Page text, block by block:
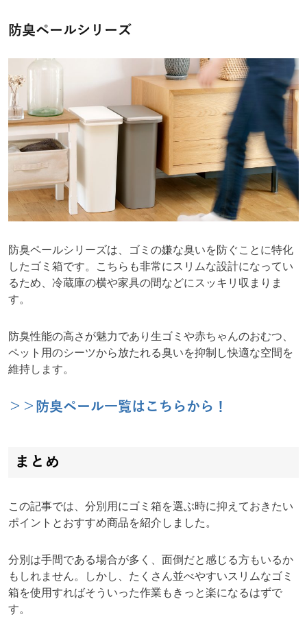
防臭ペールシリーズ
防臭ペールシリーズは、ゴミの嫌な臭いを防ぐことに特化
したゴミ箱です。こちらも非常にスリムな設計になってい
るため、冷蔵庫の横や家具の間などにスッキリ収まりま
す。
防臭性能の高さが魅力であり生ゴミや赤ちゃんのおむつ、
ペット用のシーツから放たれる臭いを抑制し快適な空間を
維持します。
＞＞防臭ペール一覧はこちらから！
まとめ
この記事では、分別用にゴミ箱を選ぶ時に抑えておきたい
ポイントとおすすめ商品を紹介しました。
分別は手間である場合が多く、面倒だと感じる方もいるか
もしれません。しかし、たくさん並べやすいスリムなゴミ
箱を使用すればそういった作業もきっと楽になるはずで
す。